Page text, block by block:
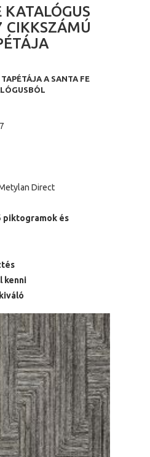
KATALÓGUS
CIKKSZÁMÚ
A SANTA FE
Direct
piktogramok és
kenni